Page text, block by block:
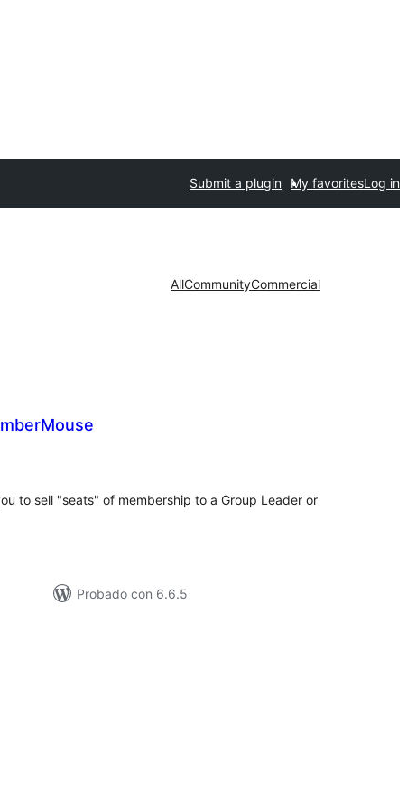
Submit a plugin My favoritesLog in
AllCommunityCommercial
to sell "seats" of membership to a Group Leader or
Probado con 6.6.5